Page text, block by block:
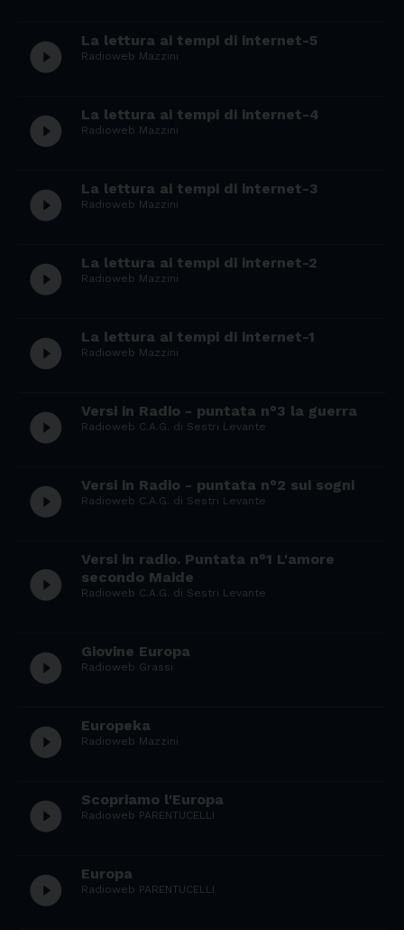
play_circle_filled La lettura ai tempi di internet-5
Radioweb Mazzini
play_circle_filled La lettura ai tempi di internet-4
Radioweb Mazzini
play_circle_filled La lettura ai tempi di internet-3
Radioweb Mazzini
play_circle_filled La lettura ai tempi di internet-2
Radioweb Mazzini
play_circle_filled La lettura ai tempi di internet-1
Radioweb Mazzini
play_circle_filled Versi in Radio - puntata n°3 la guerra
Radioweb C.A.G. di Sestri Levante
play_circle_filled Versi in Radio - puntata n°2 sui sogni
Radioweb C.A.G. di Sestri Levante
play_circle_filled
Versi in radio. Puntata n°1 L'amore
secondo Maide
Radioweb C.A.G. di Sestri Levante
play_circle_filled Giovine Europa
Radioweb Grassi
play_circle_filled Europeka
Radioweb Mazzini
play_circle_filled Scopriamo l'Europa
Radioweb PARENTUCELLI
play_circle_filled Europa
Radioweb PARENTUCELLI